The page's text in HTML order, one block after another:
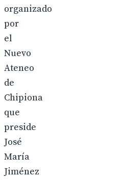
organizado
por
el
Nuevo
Ateneo
de
Chipiona
que
preside
José
María
Jiménez